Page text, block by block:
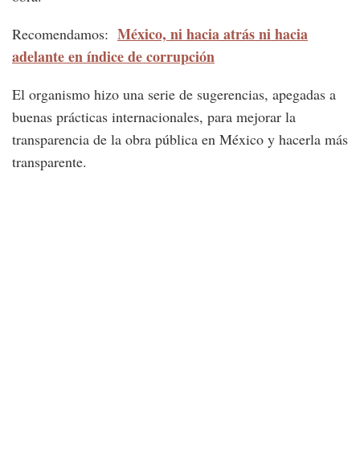
Recomendamos: México, ni hacia atrás ni hacia
adelante en índice de corrupción
El organismo hizo una serie de sugerencias, apegadas a
buenas prácticas internacionales, para mejorar la
transparencia de la obra pública en México y hacerla más
transparente.